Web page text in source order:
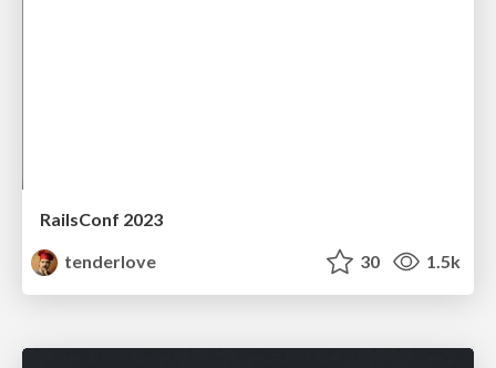
RailsConf 2023
tenderlove
30 1.5k